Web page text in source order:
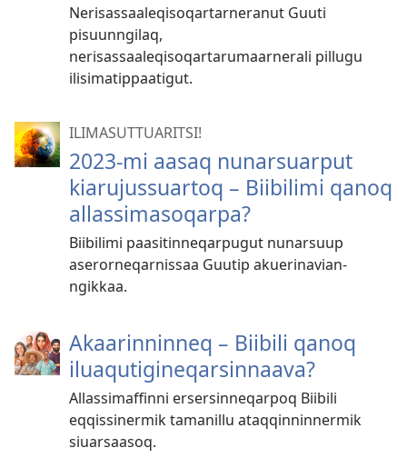
Nerisassaaleqisoqartarneranut Guuti
pisuunngilaq,
nerisassaaleqisoqartarumaarnerali pillugu
ilisimatippaatigut.
ILIMASUT­TUARITSI!
2023-mi aasaq nunarsuarput
kiarujus­suartoq – Biibilimi qanoq
allassimasoqarpa?
Biibilimi paasitin­neqarpugut nunarsuup
aserorneqarnissaa Guutip akuerinavian­
ngikkaa.
Akaarinninneq – Biibili qanoq
iluaqutigineqarsinnaava?
Allassimaffinni ersersin­neqarpoq Biibili
eqqissinermik tamanillu ataqqin­ninnermik
siuarsaasoq.